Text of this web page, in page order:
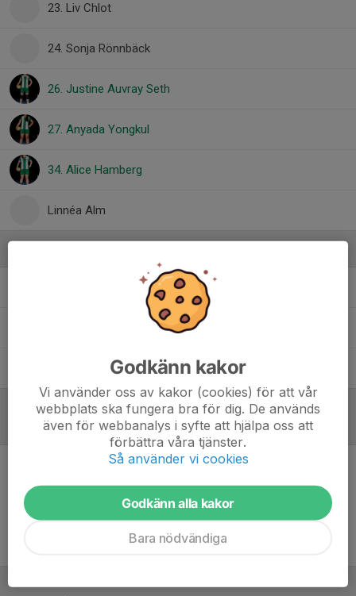
23. Liv Chlot
24. Sonja Rönnbäck
26. Justine Auvray Seth
27. Anyada Yongkul
34. Alice Hamberg
Linnéa Alm
Huvudtränare
Tränare
Anastasia De ReLagledare
Referat
Godkänn kakor
Vi använder oss av kakor (cookies) för att vår
webbplats ska fungera bra för dig. De används
även för webbanalys i syfte att hjälpa oss att
förbättra våra tjänster.
Så använder vi cookies
Godkänn alla kakor
Bara nödvändiga